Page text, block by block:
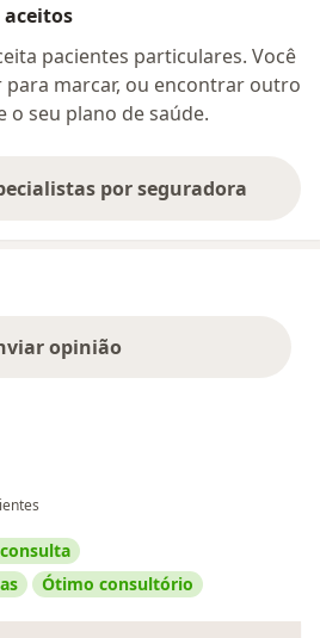
aceitos
pacientes particulares. Você
marcar, ou encontrar outro
o seu plano de saúde.
por seguradora
opinião
Ótimo consultório